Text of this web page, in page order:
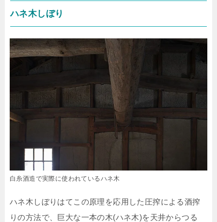
ハネ木しぼり
白糸酒造で実際に使われているハネ木
ハネ木しぼりはてこの原理を応用した圧搾による酒搾
りの方法で、巨大な一本の木(ハネ木)を天井からつる